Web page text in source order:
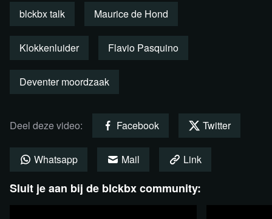
Deze uitzending is ook als
podcast te beluisteren!
Relevante bronnen
blckbx talk Maurice de Hond
Klokkenluider Flavio Pasquino
Deventer moordzaak
Deel deze video: Facebook Twitter
Whatsapp Mail Link
Sluit je aan bij de blckbx community: